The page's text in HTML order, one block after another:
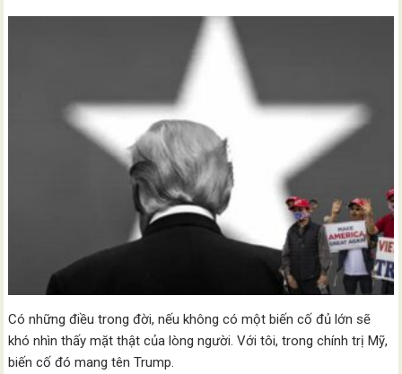
Có những điều trong đời, nếu không có một biến cố đủ lớn sẽ
khó nhìn thấy mặt thật của lòng người. Với tôi, trong chính trị Mỹ,
biến cố đó mang tên Trump.